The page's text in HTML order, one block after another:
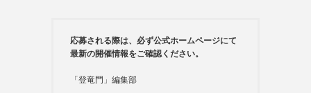
応募される際は、必ず公式ホームページにて
最新の開催情報をご確認ください。
「登竜門」編集部